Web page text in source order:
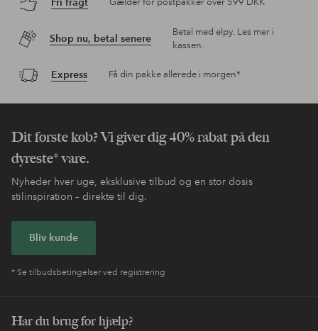
Gælder for postpakker over 599 DKK
Shop nu, betal senere
Betal med elpy. Les mer i
kassen.
Express Få din pakke allerede i morgen*
Dit første køb? Vi giver dig 40% rabat på den
dyreste* vare.
Nyheder hver uge, eksklusive tilbud og en stor dosis
stilinspiration – direkte til dig.
Bliv kunde
* Se tilbudsbetingelser ved registrering
Har du brug for hjælp?